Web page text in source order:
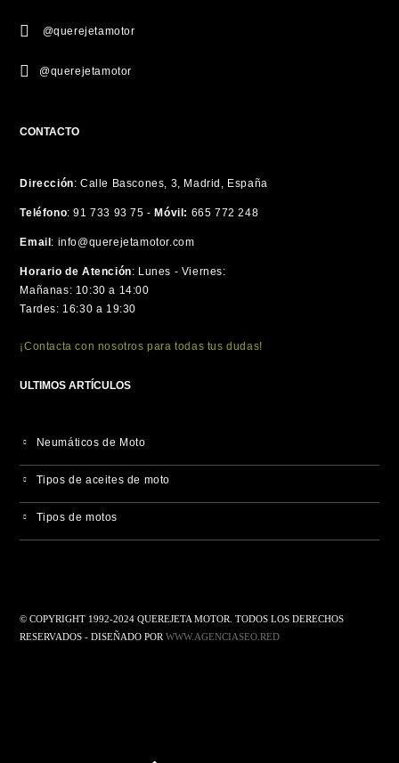
@querejetamotor
@querejetamotor
CONTACTO
Dirección: Calle Bascones, 3, Madrid, España
Teléfono: 91 733 93 75 - Móvil: 665 772 248
Email : info@querejetamotor.com
Horario de Atención: Lunes - Viernes:
Mañanas: 10:30 a 14:00
Tardes: 16:30 a 19:30
¡Contacta con nosotros para todas tus dudas!
ULTIMOS ARTÍCULOS
Neumáticos de Moto
Tipos de aceites de moto
Tipos de motos
© COPYRIGHT 1992-2024 QUEREJETA MOTOR. TODOS LOS DERECHOS
RESERVADOS - DISEÑADO PORWWW.AGENCIASEO.RED